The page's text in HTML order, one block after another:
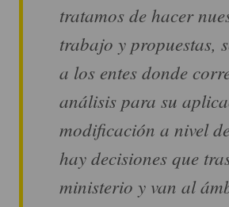
tratamos de hacer
trabajo y propuestas,
a los entes donde
análisis para su
modificación a nivel
hay decisiones que
ministerio y van al